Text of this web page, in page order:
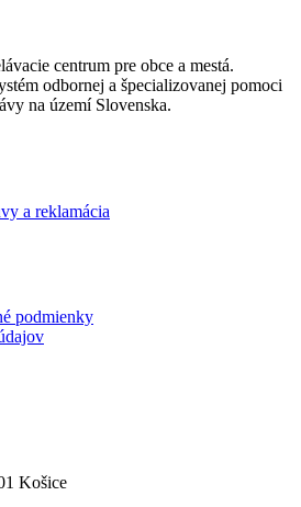
centrum pre obce a mestá.
odbornej a špecializovanej pomoci
na území Slovenska.
a reklamácia
podmienky
Košice